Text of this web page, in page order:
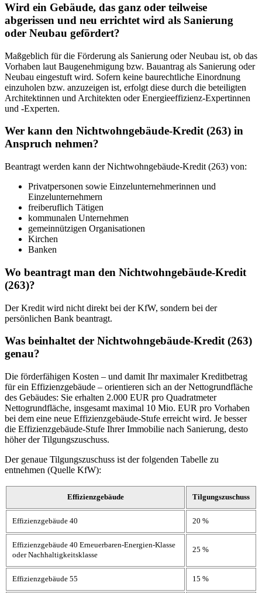
Wird ein Gebäude, das ganz oder teilweise
abgerissen und neu errichtet wird als Sanierung
oder Neubau gefördert?
Maßgeblich für die Förderung als Sanierung oder Neubau ist, ob das
Vorhaben laut Baugenehmigung bzw. Bauantrag als Sanierung oder
Neubau eingestuft wird. Sofern keine baurechtliche Einordnung
einzuholen bzw. anzuzeigen ist, erfolgt diese durch die beteiligten
Architektinnen und Architekten oder Energieeffizienz-Expertinnen
und -Experten.
Wer kann den Nichtwohngebäude-Kredit (263) in
Anspruch nehmen?
Beantragt werden kann der Nichtwohngebäude-Kredit (263) von:
Privatpersonen sowie Einzelunternehmerinnen und
Einzelunternehmern
freiberuflich Tätigen
kommunalen Unternehmen
gemeinnützigen Organisationen
Kirchen
Banken
Wo beantragt man den Nichtwohngebäude-Kredit
(263)?
Der Kredit wird nicht direkt bei der KfW, sondern bei der
persönlichen Bank beantragt.
Was beinhaltet der Nichtwohngebäude-Kredit (263)
genau?
Die förderfähigen Kosten – und damit Ihr maximaler Kreditbetrag
für ein Effizienzgebäude – orientieren sich an der Nettogrundfläche
des Gebäudes: Sie erhalten 2.000 EUR pro Quadratmeter
Nettogrundfläche, insgesamt maximal 10 Mio. EUR pro Vorhaben
bei dem eine neue Effizienzgebäude-Stufe erreicht wird. Je besser
die Effizienzgebäude-Stufe Ihrer Immobilie nach Sanierung, desto
höher der Tilgungszuschuss.
Der genaue Tilgungszuschuss ist der folgenden Tabelle zu
entnehmen (Quelle KfW):
Effizienzgebäude Tilgungszuschuss
Effizienzgebäude 40 20 %
Effizienzgebäude 40 Erneuerbaren-Energien-Klasse
oder Nachhaltigkeitsklasse
25 %
Effizienzgebäude 55 15 %